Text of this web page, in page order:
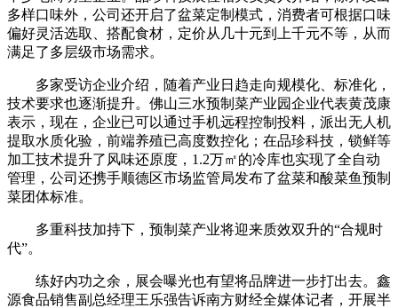
多样口味外，公司还开启了盆菜定制模式，消费者可根据口味
偏好灵活选取、搭配食材，定价从几十元到上千元不等，从而
满足了多层级市场需求。
多家受访企业介绍，随着产业日趋走向规模化、标准化，
技术要求也逐渐提升。佛山三水预制菜产业园企业代表黄茂康
表示，现在，企业已可以通过手机远程控制投料，派出无人机
提取水质化验，前端养殖已高度数控化；在品珍科技，锁鲜等
加工技术提升了风味还原度，1.2万㎡的冷库也实现了全自动
管理，公司还携手顺德区市场监管局发布了盆菜和酸菜鱼预制
菜团体标准。
多重科技加持下，预制菜产业将迎来质效双升的“合规时
代”。
练好内功之余，展会曝光也有望将品牌进一步打出去。鑫
源食品销售副总经理王乐强告诉南方财经全媒体记者，开展半